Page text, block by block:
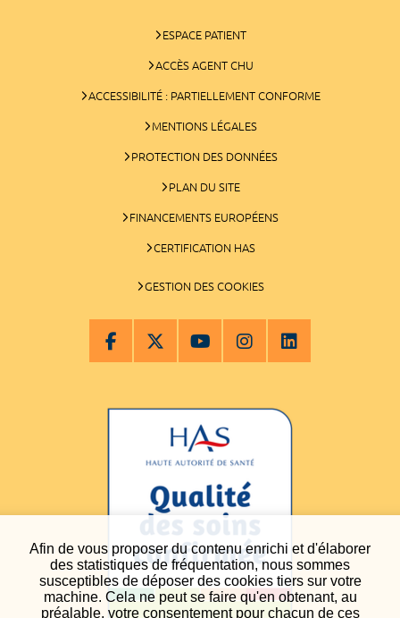
Afin de vous proposer du contenu enrichi et d'élaborer
des statistiques de fréquentation, nous sommes
susceptibles de déposer des cookies tiers sur votre
machine. Cela ne peut se faire qu'en obtenant, au
préalable, votre consentement pour chacun de ces
ESPACE PATIENT
ACCÈS AGENT CHU
ACCESSIBILITÉ : PARTIELLEMENT CONFORME
MENTIONS LÉGALES
PROTECTION DES DONNÉES
PLAN DU SITE
FINANCEMENTS EUROPÉENS
CERTIFICATION HAS
GESTION DES COOKIES